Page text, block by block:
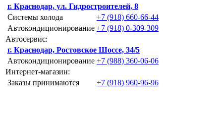
г. Краснодар, ул. Гидростроителей, 8
Системы холода
+7 (918) 660-66-44
Автокондиционирование +7 (918) 0-309-309
Автосервис:
г. Краснодар, Ростовское Шоссе, 34/5
Автокондиционирование +7 (988) 360-06-06
Интернет-магазин:
Заказы принимаются
+7 (918) 960-96-96